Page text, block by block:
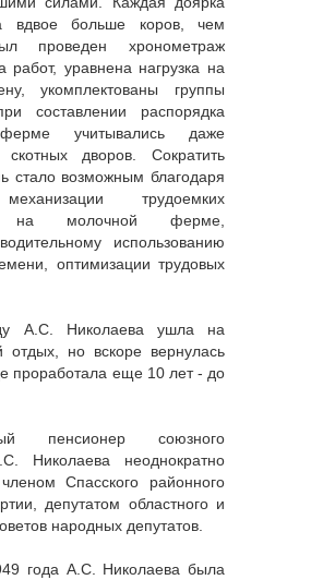
вдвое больше коров, чем
проведен хронометраж
работ, уравнена нагрузка на
укомплектованы группы
составлении распорядка
учитывались даже
скотных дворов. Сократить
стало возможным благодаря
трудоемких
на молочной ферме,
использованию
оптимизации трудовых
А.С. Николаева ушла на
отдых, но вскоре вернулась
проработала еще 10 лет - до
пенсионер союзного
Николаева неоднократно
Спасского районного
депутатом областного и
народных депутатов.
года А.С. Николаева была